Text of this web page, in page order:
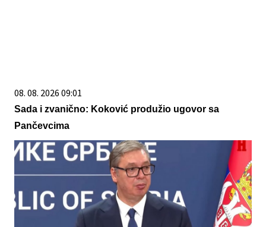
08. 08. 2026 09:01
Sada i zvanično: Koković produžio ugovor sa
Pančevcima